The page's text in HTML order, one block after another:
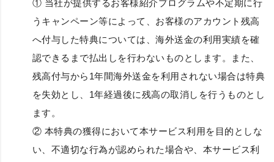
① 当社が提供するお客様紹介プログラムや不定期に行
うキャンペーン等によって、お客様のアカウント残高
へ付与した特典については、海外送金の利用実績を確
認できるまで払出しを行わないものとします。また、
残高付与から1年間海外送金を利用されない場合は特典
を失効とし、1年経過後に残高の取消しを行うものとし
ます。
② 本特典の獲得において本サービス利用を目的としな
い、不適切な行為が認められた場合や、本サービス利